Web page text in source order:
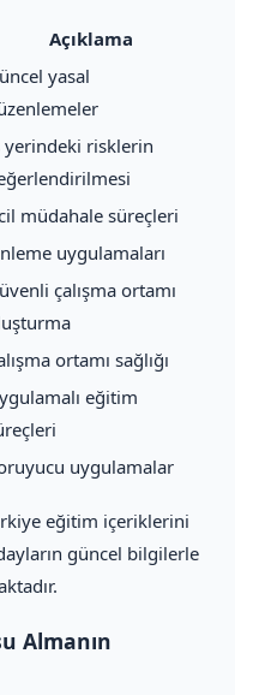
Açıklama
yasal
yerindeki risklerin
müdahale süreçleri
uygulamaları
çalışma ortamı
ortamı sağlığı
eğitim
uygulamalar
eğitim içeriklerini
güncel bilgilerle
Almanın